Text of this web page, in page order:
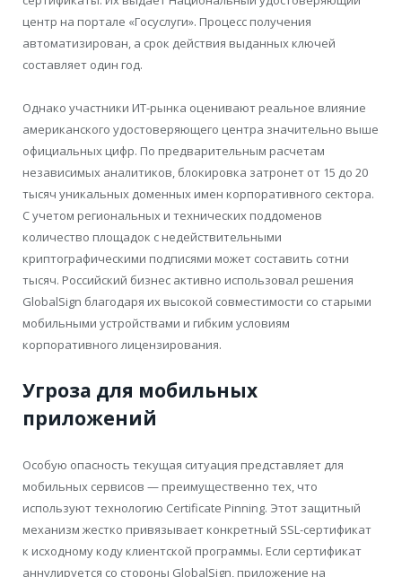
центр на портале «Госуслуги». Процесс получения
автоматизирован, а срок действия выданных ключей
составляет один год.
Однако участники ИТ-рынка оценивают реальное влияние
американского удостоверяющего центра значительно выше
официальных цифр. По предварительным расчетам
независимых аналитиков, блокировка затронет от 15 до 20
тысяч уникальных доменных имен корпоративного сектора.
С учетом региональных и технических поддоменов
количество площадок с недействительными
криптографическими подписями может составить сотни
тысяч. Российский бизнес активно использовал решения
GlobalSign благодаря их высокой совместимости со старыми
мобильными устройствами и гибким условиям
корпоративного лицензирования.
Угроза для мобильных
приложений
Особую опасность текущая ситуация представляет для
мобильных сервисов — преимущественно тех, что
используют технологию Certificate Pinning. Этот защитный
механизм жестко привязывает конкретный SSL-сертификат
к исходному коду клиентской программы. Если сертификат
аннулируется со стороны GlobalSign, приложение на